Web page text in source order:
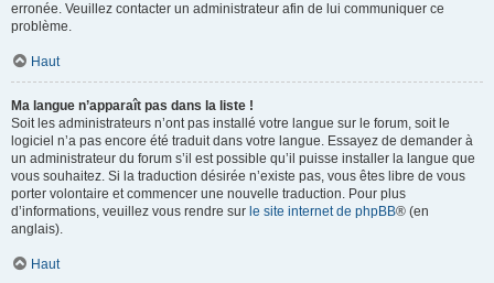
erronée. Veuillez contacter un administrateur afin de lui communiquer ce
problème.
Haut
Ma langue n’apparaît pas dans la liste !
Soit les administrateurs n’ont pas installé votre langue sur le forum, soit le
logiciel n’a pas encore été traduit dans votre langue. Essayez de demander à
un administrateur du forum s’il est possible qu’il puisse installer la langue que
vous souhaitez. Si la traduction désirée n’existe pas, vous êtes libre de vous
porter volontaire et commencer une nouvelle traduction. Pour plus
d’informations, veuillez vous rendre sur le site internet de phpBB® (en
anglais).
Haut